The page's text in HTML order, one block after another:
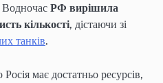
Водночас РФ вирішила
кількості, дістаючи зі
танків.
має достатньо ресурсів,